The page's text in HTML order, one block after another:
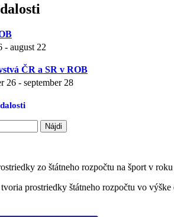
- august 22
ČR a SR v ROB
26 - september 28
zo štátneho rozpočtu na šport v
prostriedky štátneho rozpočtu vo